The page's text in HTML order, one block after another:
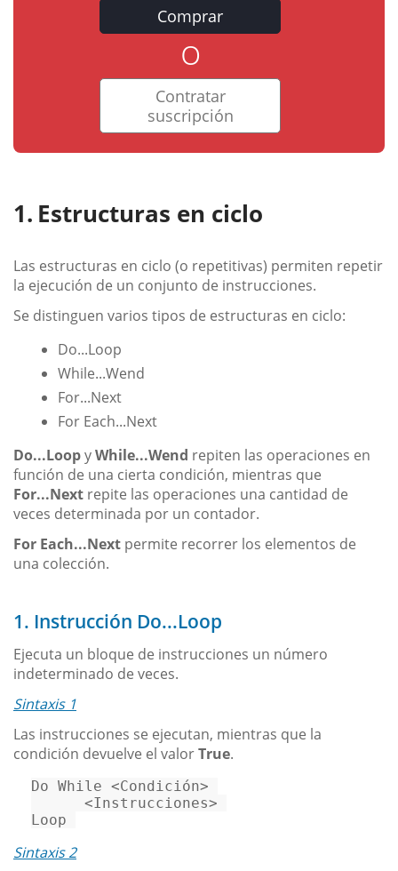
Comprar
o
Contratar
suscripción
Estructuras en ciclo
Las estructuras en ciclo (o repetitivas) permiten repetir
la ejecución de un conjunto de instrucciones.
Se distinguen varios tipos de estructuras en ciclo:
Do...Loop
While...Wend
For...Next
For Each...Next
Do...LoopyWhile...Wend repiten las operaciones en
función de una cierta condición, mientras que
For...Next repite las operaciones una cantidad de
veces determinada por un contador.
For Each...Next permite recorrer los elementos de
una colección.
1. Instrucción Do...Loop
Ejecuta un bloque de instrucciones un número
indeterminado de veces.
Sintaxis 1
Las instrucciones se ejecutan, mientras que la
condición devuelve el valorTrue.
Do While <Condición>
Loop
Sintaxis 2